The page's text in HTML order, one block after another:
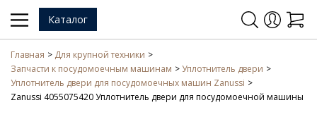
Каталог
Главная
Для крупной техники
Запчасти к посудомоечным машинам
Уплотнитель двери
Уплотнитель двери для посудомоечных машин Zanussi
Zanussi 4055075420 Уплотнитель двери для посудомоечной машины